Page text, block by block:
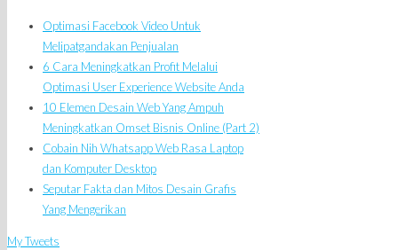
Optimasi Facebook Video Untuk
Melipatgandakan Penjualan
6 Cara Meningkatkan Profit Melalui
Optimasi User Experience Website Anda
10 Elemen Desain Web Yang Ampuh
Meningkatkan Omset Bisnis Online (Part 2)
Cobain Nih Whatsapp Web Rasa Laptop
dan Komputer Desktop
Seputar Fakta dan Mitos Desain Grafis
Yang Mengerikan
My Tweets